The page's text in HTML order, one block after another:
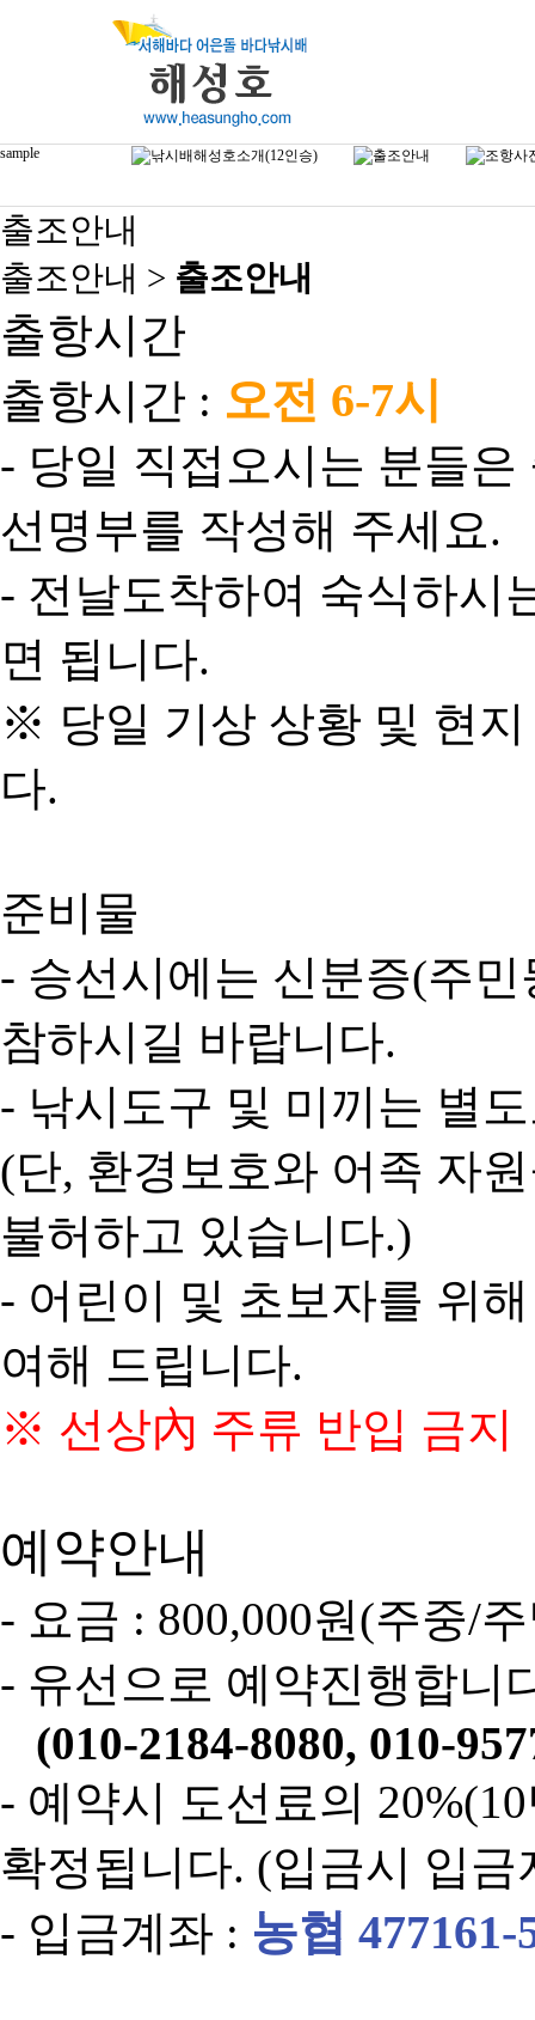
sample
출조안내
출조안내 > 출조안내
출항시간
출항시간 : 오전 6-7시
- 당일 직접오시는 분들
선명부를 작성해 주세요.
- 전날도착하여 숙식하시
면 됩니다.
※ 당일 기상 상황 및 현
다.
준비물
- 승선시에는 신분증(주
참하시길 바랍니다.
- 낚시도구 및 미끼는 별
(단, 환경보호와 어족 자
불허하고 있습니다.)
- 어린이 및 초보자를 위
여해 드립니다.
※ 선상內 주류 반입 금지
예약안내
- 요금 : 800,000원(주중/
- 유선으로 예약진행합니
(010-2184-8080, 010-
- 예약시 도선료의
확정됩니다. (입금시 입
- 입금계좌 : 농협